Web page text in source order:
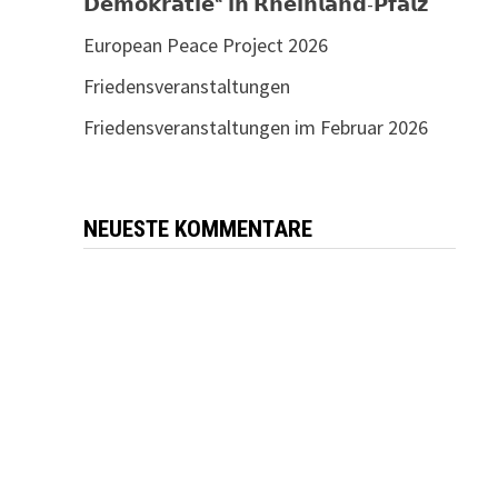
European Peace Project 2026
Friedensveranstaltungen
Friedensveranstaltungen im Februar 2026
NEUESTE KOMMENTARE